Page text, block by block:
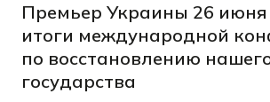
Премьер Украины 26
итоги международной
по восстановлению
государства